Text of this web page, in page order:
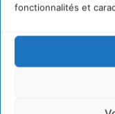
fonctionnalités et